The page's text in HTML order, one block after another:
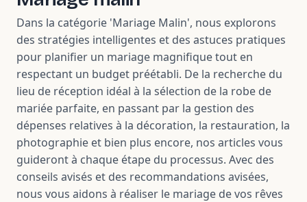
Dans la catégorie 'Mariage Malin', nous explorons
des stratégies intelligentes et des astuces pratiques
pour planifier un mariage magnifique tout en
respectant un budget préétabli. De la recherche du
lieu de réception idéal à la sélection de la robe de
mariée parfaite, en passant par la gestion des
dépenses relatives à la décoration, la restauration, la
photographie et bien plus encore, nos articles vous
guideront à chaque étape du processus. Avec des
conseils avisés et des recommandations avisées,
nous vous aidons à réaliser le mariage de vos rêves